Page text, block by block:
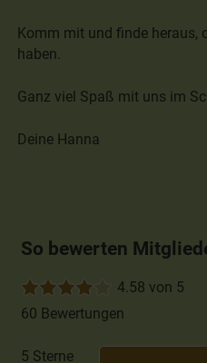
Komm mit und finde heraus,
haben.
Ganz viel Spaß mit uns im
Deine Hanna
So bewerten
4.58 von 5
60 Bewertungen
5 Sterne